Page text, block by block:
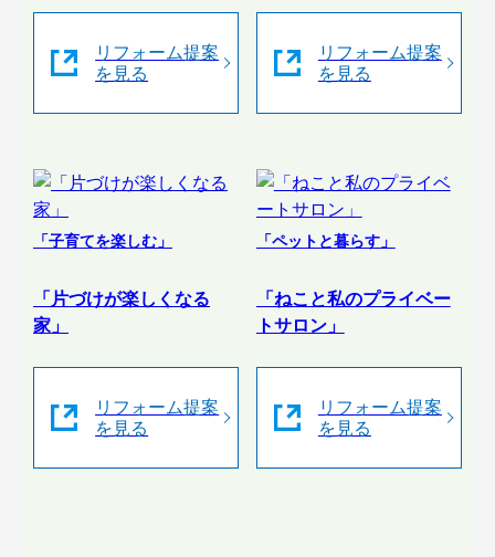
リフォーム提案
を見る
リフォーム提案
を見る
「子育てを楽しむ」
「片づけが楽しくなる
家」
リフォーム提案
を見る
「ペットと暮らす」
「ねこと私のプライベー
トサロン」
リフォーム提案
を見る